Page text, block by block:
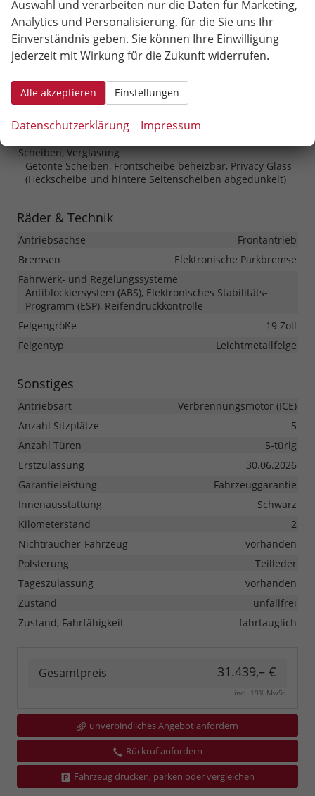
Außen
Außenspiegel
Außenspiegel elektrisch anklappbar, Außenspiegel
beheizbar, Außenspiegel elektrisch verstellbar
Dachreling
Gepäckraum-/Heckklappe
Elektrische Heckklappe, Gepäckraumklappe automatisch
betätigt
Scheiben, Verglasung
Getönte Scheiben, Frontscheibe beheizbar, Privacy Glass
(Heckscheibe und hintere Seitenscheiben abgedunkelt)
Räder & Technik
Antriebsachse
Frontantrieb
Bremsen
Elektronische Parkbremse
Fahrwerk- und Regelungssysteme
Antiblockiersystem (ABS), Elektronisches Stabilitäts-
Programm (ESP), Reifendruckkontrolle
Felgengröße
19 Zoll
Felgentyp
Leichtmetallfelge
Sonstiges
Antriebsart
Verbrennungsmotor (ICE)
Anzahl Sitzplätze
5
Anzahl Türen
5-türig
Erstzulassung
30.06.2026
Garantieleistung
Fahrzeuggarantie
Innenausstattung
Schwarz
Kilometerstand
2
Nichtraucher-Fahrzeug
vorhanden
Polsterung
Teilleder
Tageszulassung
vorhanden
Zustand
unfallfrei
Zustand, Fahrfähigkeit
fahrtauglich
Gesamtpreis 31.439,– €
incl. 19% MwSt.
unverbindliches Angebot anfordern
Rückruf anfordern
Fahrzeug drucken, parken oder vergleichen
Auswahl und verarbeiten nur die Daten für Marketing,
Analytics und Personalisierung, für die Sie uns Ihr
Einverständnis geben. Sie können Ihre Einwilligung
jederzeit mit Wirkung für die Zukunft widerrufen.
Alle akzeptieren Einstellungen
Datenschutzerklärung Impressum